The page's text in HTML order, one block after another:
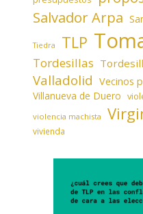
Salvador Arpa
Tiedra TLP
Tordesillas
Valladolid Vecinos
Villanueva de Duero
violencia machista
vivienda